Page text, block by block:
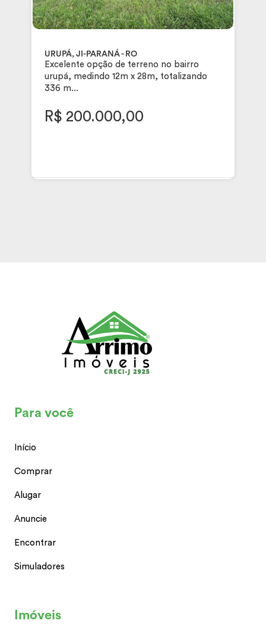
URUPÁ, JI-PARANÁ - RO
Excelente opção de terreno no bairro
urupá, medindo 12m x 28m, totalizando
336 m...
R$ 200.000,00
Para você
Início
Comprar
Alugar
Anuncie
Encontrar
Simuladores
Imóveis